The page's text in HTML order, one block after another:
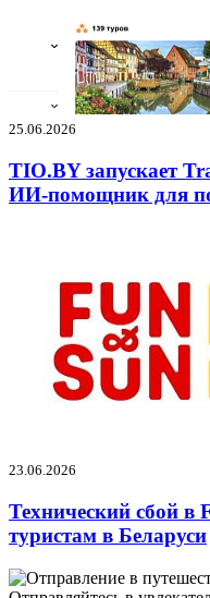
25.06.2026
TIO.BY запускает
ИИ-помощник для
23.06.2026
Технический сбой в
туристам в Беларуси